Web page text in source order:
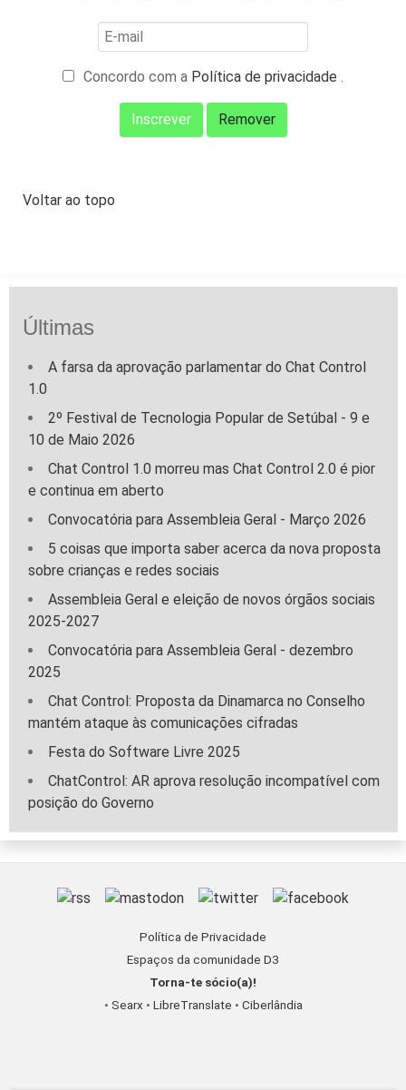
Concordo com a Política de privacidade .
Voltar ao topo
Últimas
A farsa da aprovação parlamentar do Chat Control
1.0
2º Festival de Tecnologia Popular de Setúbal - 9 e
10 de Maio 2026
Chat Control 1.0 morreu mas Chat Control 2.0 é pior
e continua em aberto
Convocatória para Assembleia Geral - Março 2026
5 coisas que importa saber acerca da nova proposta
sobre crianças e redes sociais
Assembleia Geral e eleição de novos órgãos sociais
2025-2027
Convocatória para Assembleia Geral - dezembro
2025
Chat Control: Proposta da Dinamarca no Conselho
mantém ataque às comunicações cifradas
Festa do Software Livre 2025
ChatControl: AR aprova resolução incompatível com
posição do Governo
Política de Privacidade
Espaços da comunidade D3
Torna-te sócio(a)!
• Searx • LibreTranslate • Ciberlândia